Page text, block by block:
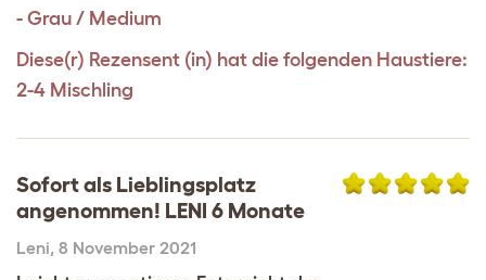
- Grau / Medium
Diese(r) Rezensent (in) hat die folgenden Haustiere:
2-4 Mischling
Sofort als Lieblingsplatz
angenommen! LENI 6 Monate
Leni, 8 November 2021